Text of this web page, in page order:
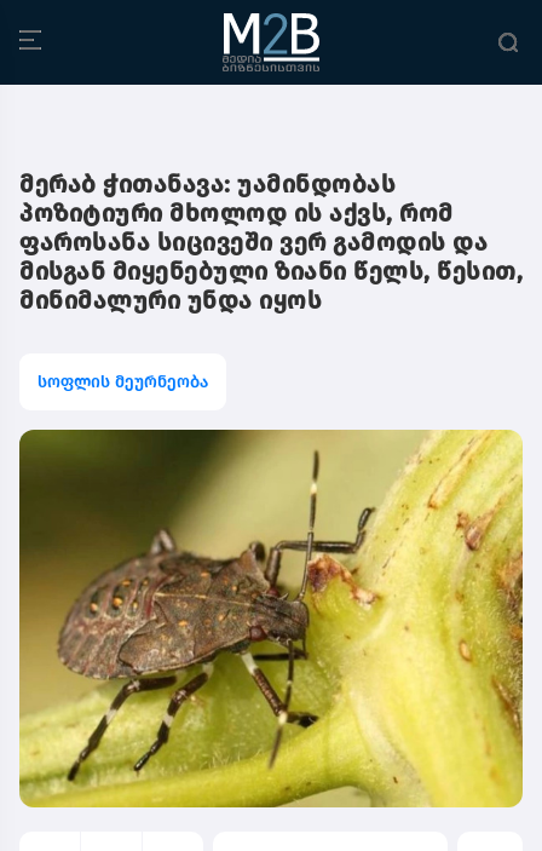
მერაბ ჭითანავა: უამინდობას
პოზიტიური მხოლოდ ის აქვს, რომ
ფაროსანა სიცივეში ვერ გამოდის და
მისგან მიყენებული ზიანი წელს, წესით,
მინიმალური უნდა იყოს
სოფლის მეურნეობა